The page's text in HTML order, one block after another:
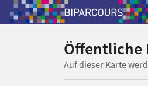
Öffentliche
Auf dieser Karte